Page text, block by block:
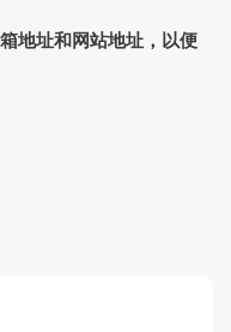
地址和网站地址，以便